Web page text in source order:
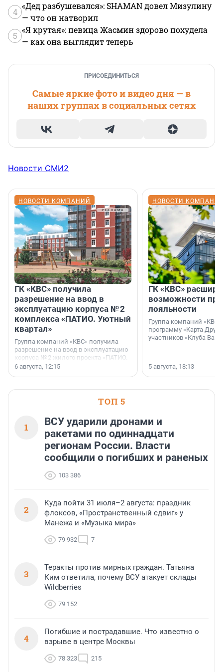
4
«Дед разбушевался»: SHAMAN довел Мизулину
— что он натворил
5
«Я крутая»: певица Жасмин здорово похудела
— как она выглядит теперь
ПРИСОЕДИНИТЬСЯ
Самые яркие фото и видео дня — в
наших группах в социальных сетях
Новости СМИ2
НОВОСТИ КОМПАНИЙ
ГК «КВС» получила
разрешение на ввод в
эксплуатацию корпуса № 2
комплекса «ПАТИО. Уютный
квартал»
Группа компаний «КВС» получила
разрешение на ввод в эксплуатацию
корпуса № 2 жилого проекта «ПАТИО.
Уютный квартал», расположенного во
6 августа, 12:15
НОВОСТИ
ГК «КВС»
возможности
лояльности
Группа компаний
программу «Карта
участников «Клуба
5 августа, 18:13
ТОП 5
1
ВСУ ударили дронами и
ракетами по одиннадцати
регионам России. Власти
сообщили о погибших и раненых
103 386
2
Куда пойти 31 июля–2 августа: праздник
флоксов, «Пространственный сдвиг» у
Манежа и «Музыка мира»
79 932 7
3
Теракты против мирных граждан. Татьяна
Ким ответила, почему ВСУ атакует склады
Wildberries
79 152
4
Погибшие и пострадавшие. Что известно о
взрыве в центре Москвы
78 323 215